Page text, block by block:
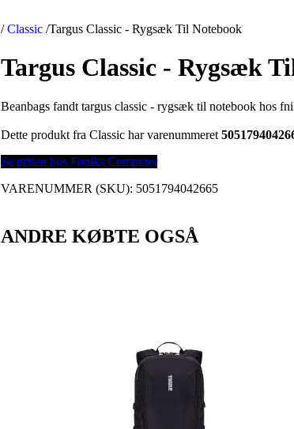
/ Classic /Targus Classic - Rygsæk Til Notebook
Targus Classic - Rygsæk
Beanbags fandt targus classic - rygsæk til notebook hos
Dette produkt fra Classic har varenummeret
Se prisen hos Føniks Computer
VARENUMMER (SKU): 5051794042665
ANDRE KØBTE OGSÅ